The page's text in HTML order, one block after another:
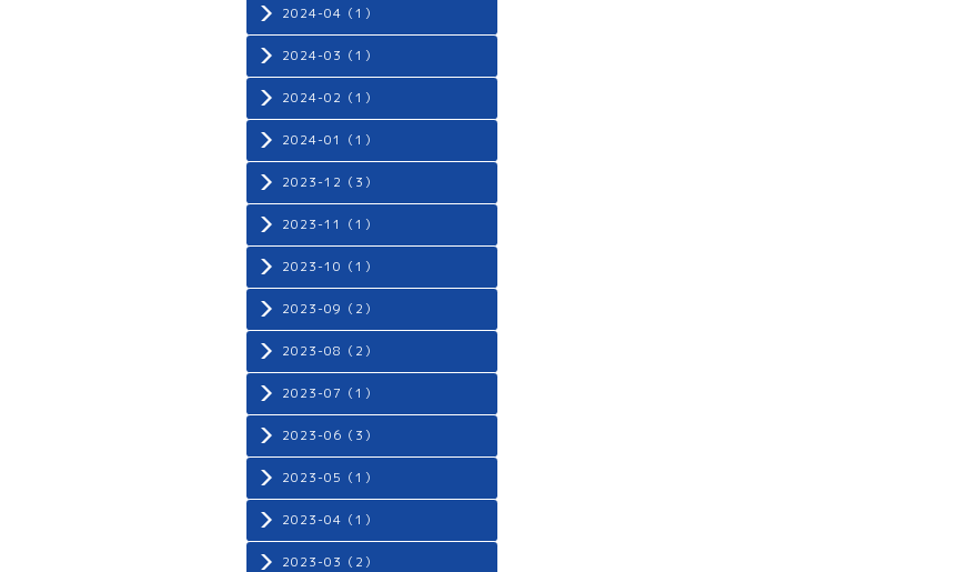
2024-04（1）
2024-03（1）
2024-02（1）
2024-01（1）
2023-12（3）
2023-11（1）
2023-10（1）
2023-09（2）
2023-08（2）
2023-07（1）
2023-06（3）
2023-05（1）
2023-04（1）
2023-03（2）